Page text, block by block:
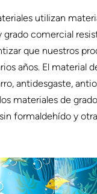
utilizan
grado comercial
que nuestros
años. El material
antidesgaste,
materiales de
formaldehído y